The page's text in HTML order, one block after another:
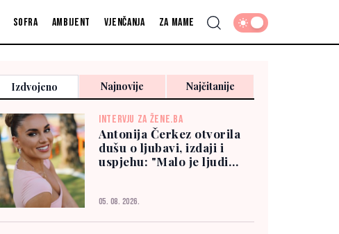
Sofra Ambijent Vjenčanja Za mame
Izdvojeno Najnovije Najčitanije
INTERVJU ZA ŽENE.BA
Antonija Čerkez otvorila
dušu o ljubavi, izdaji i
uspjehu: "Malo je ljudi
05. 08. 2026.